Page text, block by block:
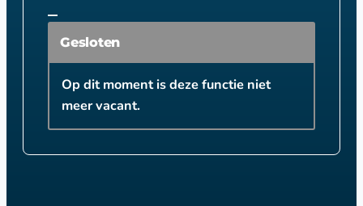
Gesloten
Op dit moment is deze functie niet
meer vacant.